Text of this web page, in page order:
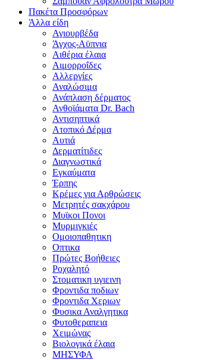
Πακέτα Προσφόρων
Άλλα είδη
Αγιουρβέδα
Άγχος-Αϋπνια
Αιθέρια έλαια
Αιμορροΐδες
Αλλεργίες
Αναλώσιμα
Ανάπλαση δέρματος
Ανθοϊάματα Dr. Bach
Αντισηπτικά
Ατοπικό Δέρμα
Αυτιά
Δερματίτιδες
Διαγνωστικά
Εγκαύματα
Έρπης
Κρέμες για Αρθρώσεις
Μετρητές σακχάρου
Μυϊκοι Πονοι
Μυρμιγκιές
Ομοιοπαθητικη
Οπτικα
Πρώτες Βοήθειες
Ροχαλητό
Στοματικη υγιεινη
Φροντιδα ποδιων
Φροντιδα Χεριων
Φυσικα Αναλγητικα
Φυτοθεραπεια
Χειμώνας
Βιολογικά έλαια
ΜΗΣΥΦΑ